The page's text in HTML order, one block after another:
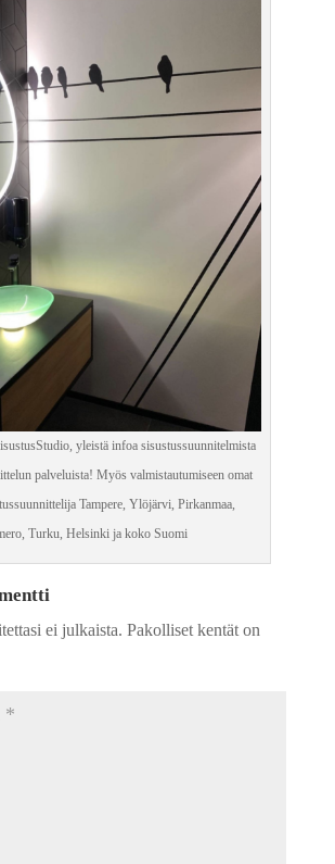
yleistä infoa sisustussuunnitelmista
palveluista! Myös valmistautumiseen omat
Tampere, Ylöjärvi, Pirkanmaa,
Turku, Helsinki ja koko Suomi
ei julkaista. Pakolliset kentät on